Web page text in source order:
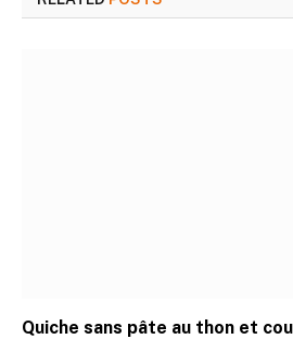
Quiche sans pâte au thon et